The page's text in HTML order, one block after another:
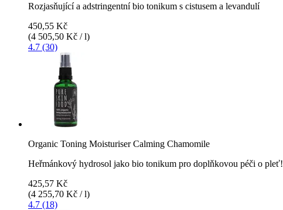
Rozjasňující a adstringentní bio tonikum s cistusem a levandulí
450,55 Kč
(4 505,50 Kč / l)
4.7 (30)
Organic Toning Moisturiser Calming Chamomile
Heřmánkový hydrosol jako bio tonikum pro doplňkovou péči o pleť!
425,57 Kč
(4 255,70 Kč / l)
4.7 (18)